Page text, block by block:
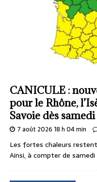
CANICULE :
pour le Rhône,
Savoie dès
7 août 2026 18 h 04 min
Les fortes chaleurs
Ainsi, à compter de samedi